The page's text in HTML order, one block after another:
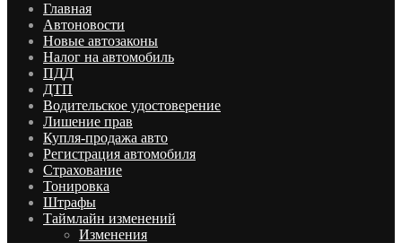
Главная
Автоновости
Новые автозаконы
Налог на автомобиль
ПДД
ДТП
Водительское удостоверение
Лишение прав
Купля-продажа авто
Регистрация автомобиля
Страхование
Тонировка
Штрафы
Таймлайн изменений
Изменения